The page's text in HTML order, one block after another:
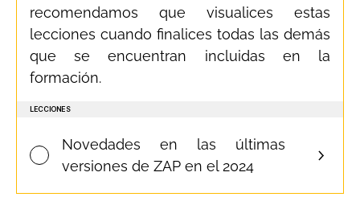
recomendamos que visualices estas
lecciones cuando finalices todas las demás
que se encuentran incluidas en la
formación.
LECCIONES
Novedades en las últimas
versiones de ZAP en el 2024